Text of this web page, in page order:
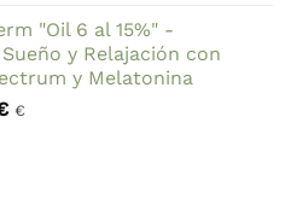
"Oil 6 al 15%" -
y Relajación con
y Melatonina
El
€